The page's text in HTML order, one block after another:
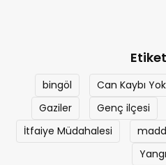
bingöl Can Kaybı Yok
Gaziler
Genç ilçesi
İtfaiye Müdahalesi